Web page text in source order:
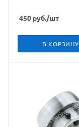
450 руб./шт
В КОРЗИНУ